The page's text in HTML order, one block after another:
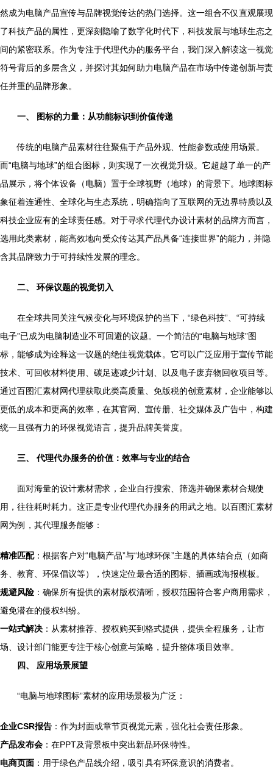
然成为电脑产品宣传与品牌视觉传达的热门选择。这一组合不仅直观展现
了科技产品的属性，更深刻隐喻了数字化时代下，科技发展与地球生态之
间的紧密联系。作为专注于代理代办的服务平台，我们深入解读这一视觉
符号背后的多层含义，并探讨其如何助力电脑产品在市场中传递创新与责
任并重的品牌形象。
一、 图标的力量：从功能标识到价值传递
传统的电脑产品素材往往聚焦于产品外观、性能参数或使用场景。
而“电脑与地球”的组合图标，则实现了一次视觉升级。它超越了单一的产
品展示，将个体设备（电脑）置于全球视野（地球）的背景下。地球图标
象征着连通性、全球化与生态系统，明确指向了互联网的无边界特质以及
科技企业应有的全球责任感。对于寻求代理代办设计素材的品牌方而言，
选用此类素材，能高效地向受众传达其产品具备“连接世界”的能力，并隐
含其品牌致力于可持续性发展的理念。
二、 环保议题的视觉切入
在全球共同关注气候变化与环境保护的当下，“绿色科技”、“可持续
电子”已成为电脑制造业不可回避的议题。一个简洁的“电脑与地球”图
标，能够成为诠释这一议题的绝佳视觉载体。它可以广泛应用于宣传节能
技术、可回收材料使用、碳足迹减少计划、以及电子废弃物回收项目等。
通过百图汇素材网代理获取此类高质量、免版税的创意素材，企业能够以
更低的成本和更高的效率，在其官网、宣传册、社交媒体及广告中，构建
统一且强有力的环保视觉语言，提升品牌美誉度。
三、 代理代办服务的价值：效率与专业的结合
面对海量的设计素材需求，企业自行搜索、筛选并确保素材合规使
用，往往耗时耗力。这正是专业代理代办服务的用武之地。以百图汇素材
网为例，其代理服务能够：
精准匹配：根据客户对“电脑产品”与“地球环保”主题的具体结合点（如商
务、教育、环保倡议等），快速定位最合适的图标、插画或海报模板。
规避风险 ：确保所有提供的素材版权清晰，授权范围符合客户商用需求，
避免潜在的侵权纠纷。
一站式解决 ：从素材推荐、授权购买到格式提供，提供全程服务，让市
场、设计部门能更专注于核心创意与策略，提升整体项目效率。
四、 应用场景展望
“电脑与地球图标”素材的应用场景极为广泛：
企业CSR报告 ：作为封面或章节页视觉元素，强化社会责任形象。
产品发布会 ：在PPT及背景板中突出新品环保特性。
电商页面 ：用于绿色产品线介绍，吸引具有环保意识的消费者。